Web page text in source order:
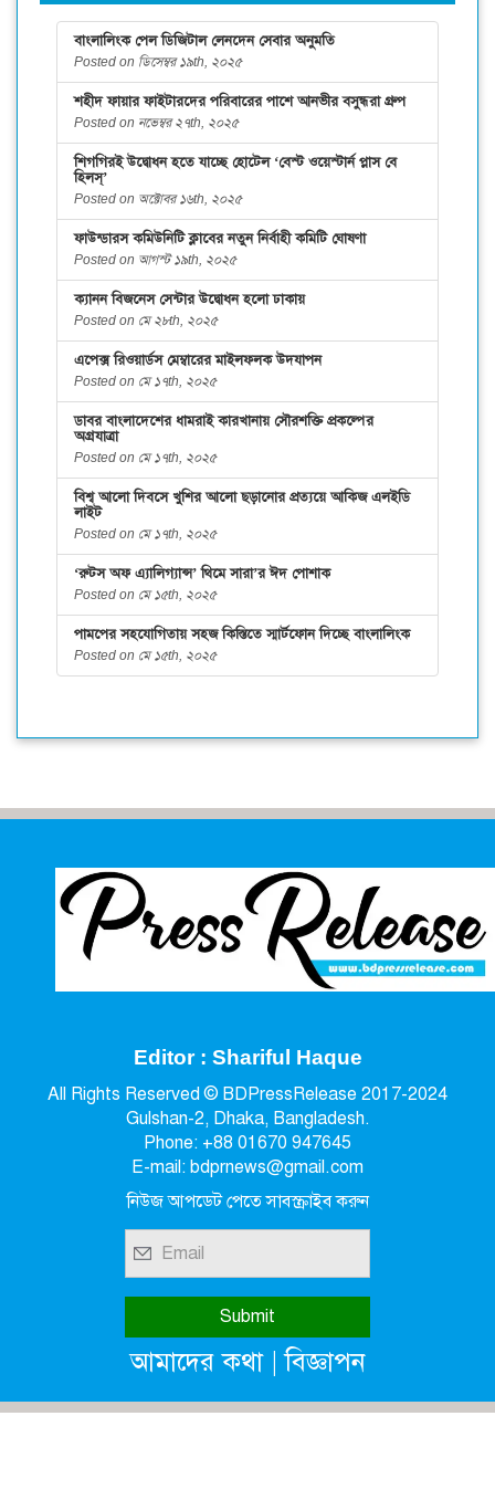
বাংলালিংক পেল ডিজিটাল লেনদেন সেবার অনুমতি
Posted on ডিসেম্বর ১৯th, ২০২৫
শহীদ ফায়ার ফাইটারদের পরিবারের পাশে আনভীর বসুন্ধরা গ্রুপ
Posted on নভেম্বর ২৭th, ২০২৫
শিগগিরই উদ্বোধন হতে যাচ্ছে হোটেল ‘বেস্ট ওয়েস্টার্ন প্লাস বে
হিলস্’
Posted on অক্টোবর ১৬th, ২০২৫
ফাউন্ডারস কমিউনিটি ক্লাবের নতুন নির্বাহী কমিটি ঘোষণা
Posted on আগস্ট ১৯th, ২০২৫
ক্যানন বিজনেস সেন্টার উদ্বোধন হলো ঢাকায়
Posted on মে ২৮th, ২০২৫
এপেক্স রিওয়ার্ডস মেম্বারের মাইলফলক উদযাপন
Posted on মে ১৭th, ২০২৫
ডাবর বাংলাদেশের ধামরাই কারখানায় সৌরশক্তি প্রকল্পের
অগ্রযাত্রা
Posted on মে ১৭th, ২০২৫
বিশ্ব আলো দিবসে খুশির আলো ছড়ানোর প্রত্যয়ে আকিজ এলইডি
লাইট
Posted on মে ১৭th, ২০২৫
‘রুটস অফ এ্যালিগ্যান্স’ থিমে সারা’র ঈদ পোশাক
Posted on মে ১৫th, ২০২৫
পামপের সহযোগিতায় সহজ কিস্তিতে স্মার্টফোন দিচ্ছে বাংলালিংক
Posted on মে ১৫th, ২০২৫
Editor : Shariful Haque
All Rights Reserved © BDPressRelease 2017-2024
Gulshan-2, Dhaka, Bangladesh.
Phone: +88 01670 947645
E-mail: bdprnews@gmail.com
নিউজ আপডেট পেতে সাবস্ক্রাইব করুন
আমাদের কথা|বিজ্ঞাপন